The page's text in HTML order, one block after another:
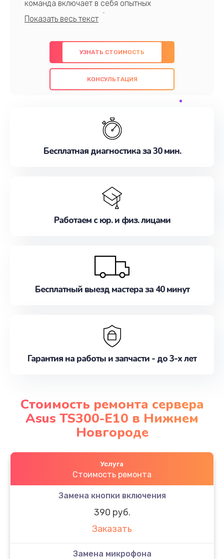
команда включает в себя опытных
профессионалов с обширными знаниями и
предлагаем быстрый и качественный ремонт с
использованием оригинальных компонентов, а
также гарантируем качество всех
проведенных работ. Наша цель - предоставить
наилучшим образом. Не медлите записаться на
УЗНАТЬ СТОИМОСТЬ
КОНСУЛЬТАЦИЯ
Бесплатная диагностика за 30 мин.
Работаем с юр. и физ. лицами
Бесплатный выезд мастера за 40 минут
Гарантия на работы и запчасти - до 3-х лет
Стоимость ремонта сервера
Asus TS300-E10 в Нижнем
Новгороде
Услуга
Стоимость ремонта
Замена кнопки включения
390 руб.
Заказать
Замена микрофона